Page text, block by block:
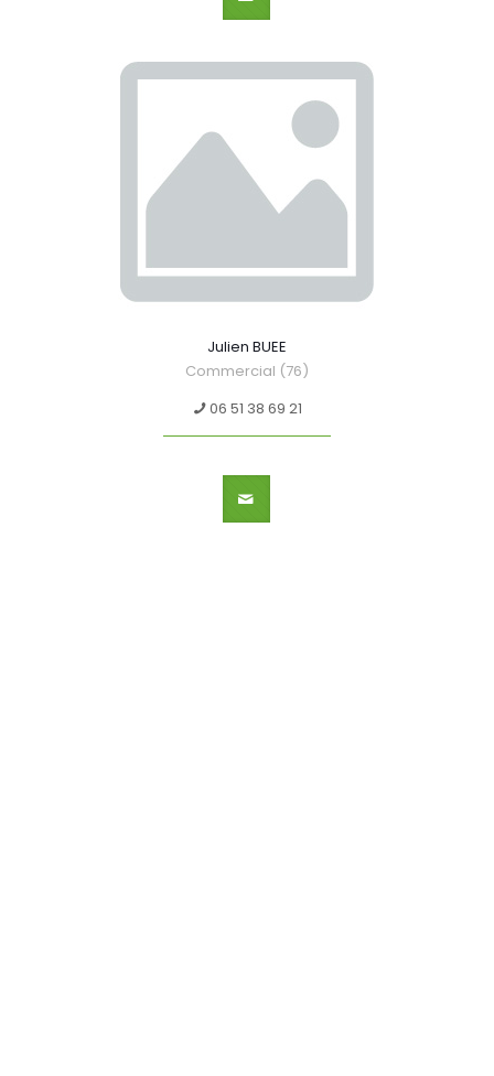
Julien BUEE
Commercial (76)
06 51 38 69 21